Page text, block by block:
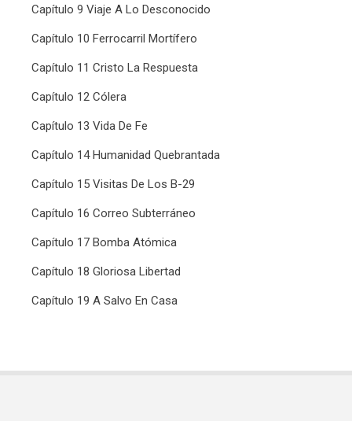
Capítulo 9 Viaje A Lo Desconocido
Capítulo 10 Ferrocarril Mortífero
Capítulo 11 Cristo La Respuesta
Capítulo 12 Cólera
Capítulo 13 Vida De Fe
Capítulo 14 Humanidad Quebrantada
Capítulo 15 Visitas De Los B-29
Capítulo 16 Correo Subterráneo
Capítulo 17 Bomba Atómica
Capítulo 18 Gloriosa Libertad
Capítulo 19 A Salvo En Casa